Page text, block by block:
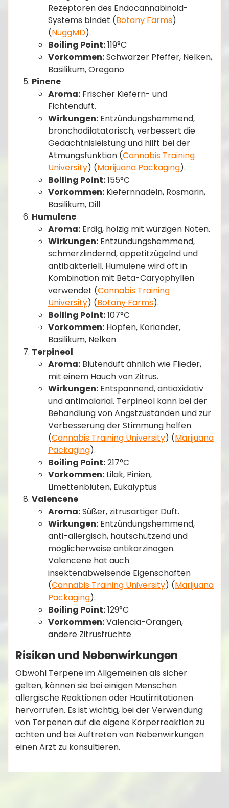
Rezeptoren des Endocannabinoid-
Systems bindet​ (Botany Farms)​​
(NuggMD)​.
Boiling Point:119°C
Vorkommen:Schwarzer Pfeffer, Nelken,
Basilikum, Oregano
Pinene
Aroma: Frischer Kiefern- und
Fichtenduft.
Wirkungen: Entzündungshemmend,
bronchodilatatorisch, verbessert die
Gedächtnisleistung und hilft bei der
Atmungsfunktion​ (Cannabis Training
University)​​ (Marijuana Packaging)​.
Boiling Point:155°C
Vorkommen: Kiefernnadeln, Rosmarin,
Basilikum, Dill
Humulene
Aroma: Erdig, holzig mit würzigen Noten.
Wirkungen: Entzündungshemmend,
schmerzlindernd, appetitzügelnd und
antibakteriell. Humulene wird oft in
Kombination mit Beta-Caryophyllen
verwendet​ (Cannabis Training
University)​​ (Botany Farms)​.
Boiling Point:107°C
Vorkommen: Hopfen, Koriander,
Basilikum, Nelken
Terpineol
Aroma: Blütenduft ähnlich wie Flieder,
mit einem Hauch von Zitrus.
Wirkungen: Entspannend, antioxidativ
und antimalarial. Terpineol kann bei der
Behandlung von Angstzuständen und zur
Verbesserung der Stimmung helfen​
(Cannabis Training University)​​ (Marijuana
Packaging)​.
Boiling Point:217°C
Vorkommen: Lilak, Pinien,
Limettenblüten, Eukalyptus
Valencene
Aroma:Süßer, zitrusartiger Duft.
Wirkungen: Entzündungshemmend,
anti-allergisch, hautschützend und
möglicherweise antikarzinogen.
Valencene hat auch
insektenabweisende Eigenschaften​
(Cannabis Training University)​​ (Marijuana
Packaging)​.
Boiling Point:129°C
Vorkommen:Valencia-Orangen,
andere Zitrusfrüchte
Risiken und Nebenwirkungen
Obwohl Terpene im Allgemeinen als sicher
gelten, können sie bei einigen Menschen
allergische Reaktionen oder Hautirritationen
hervorrufen. Es ist wichtig, bei der Verwendung
von Terpenen auf die eigene Körperreaktion zu
achten und bei Auftreten von Nebenwirkungen
einen Arzt zu konsultieren.